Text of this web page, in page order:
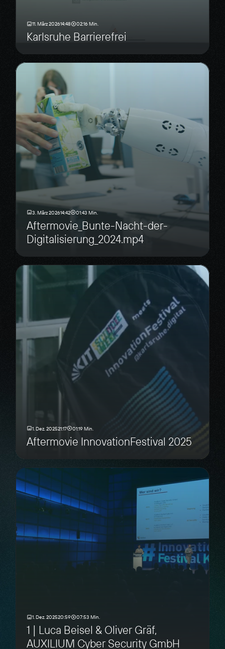
11. März 202614:48 02:16 Min.
Karlsruhe Barrierefrei
3. März 202614:42 01:43 Min.
Aftermovie_Bunte-Nacht-der-
Digitalisierung_2024.mp4
1. Dez. 202521:17 01:19 Min.
Aftermovie InnovationFestival 2025
1. Dez. 202520:59 07:53 Min.
1 | Luca Beisel & Oliver Gräf,
AUXILIUM Cyber Security GmbH